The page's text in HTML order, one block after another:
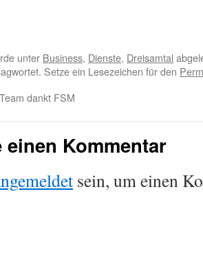
unter Business, Dienste, Dreisamtal
Setze ein Lesezeichen für den
dankt FSM
einen Kommentar
sein, um einen